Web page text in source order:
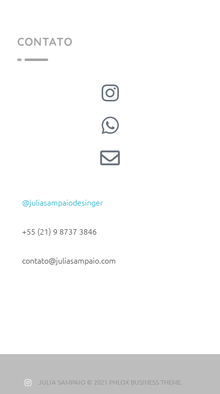
CONTATO
@juliasampaiodesinger
+55 (21) 9 8737 3846
contato@juliasampaio.com
JULIA SAMPAIO © 2021 PHLOX BUSINESS THEME.